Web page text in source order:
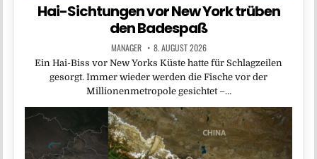
Hai-Sichtungen vor New York trüben
den Badespaß
MANAGER 8. AUGUST 2026
Ein Hai-Biss vor New Yorks Küste hatte für Schlagzeilen
gesorgt. Immer wieder werden die Fische vor der
Millionenmetropole gesichtet –…